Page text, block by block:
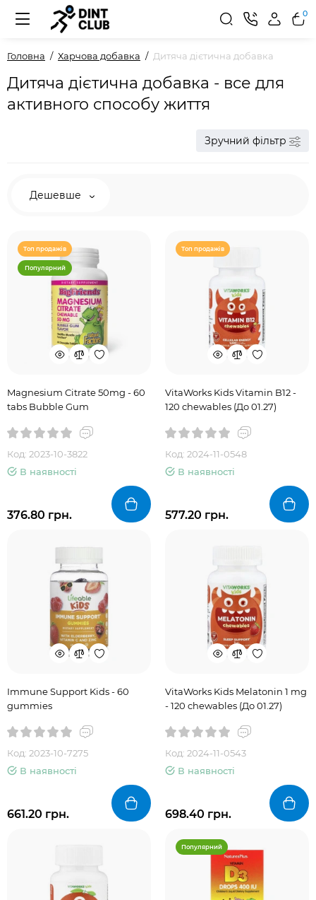
0
Головна Харчова добавка Дитяча дієтична добавка
Дитяча дієтична добавка - все для
активного способу життя
Зручний фільтр
Дешевше
Топ продажів
Популярний
Magnesium Citrate 50mg - 60
tabs Bubble Gum
Код: 2023-10-3822
В наявності
376.80 грн.
Топ продажів
VitaWorks Kids Vitamin B12 -
120 chewables (До 01.27)
Код: 2024-11-0548
В наявності
577.20 грн.
Immune Support Kids - 60
gummies
Код: 2023-10-7275
В наявності
661.20 грн.
VitaWorks Kids Melatonin 1 mg
- 120 chewables (До 01.27)
Код: 2024-11-0543
В наявності
698.40 грн.
Популярний